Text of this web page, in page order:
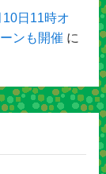
10日11時オ
ンも開催 に